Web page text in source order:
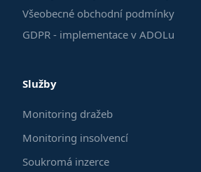
Všeobecné obchodní podmínky
GDPR - implementace v ADOLu
Služby
Monitoring dražeb
Monitoring insolvencí
Soukromá inzerce